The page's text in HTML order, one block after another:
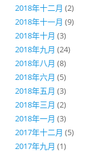
2018年十二月 (2)
2018年十一月 (9)
2018年十月 (3)
2018年九月 (24)
2018年八月 (8)
2018年六月 (5)
2018年五月 (3)
2018年三月 (2)
2018年一月 (3)
2017年十二月 (5)
2017年九月 (1)